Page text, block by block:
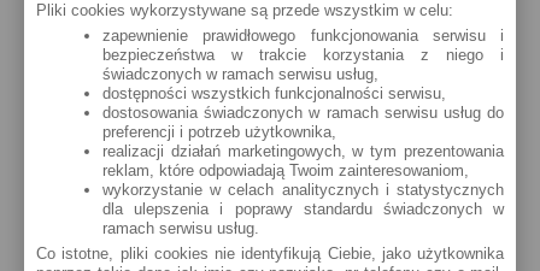
Kraków
ul.Grzegórzecka 4
zobacz na mapie »
Kraków
ul. Westerplatte 1
zobacz na mapie »
ul. Zwierzyniecka 27
zobacz na mapie »
Kraków
ul. Pilotów 6
zobacz na mapie »
ul. Sosnowiecka 147
zobacz na mapie »
Kraków
ul. Walerego Sławka 1
zobacz na mapie »
Pliki cookies wykorzystywane są przede wszystkim w celu:
zapewnienie prawidłowego funkcjonowania serwisu i
bezpieczeństwa w trakcie korzystania z niego i
świadczonych w ramach serwisu usług,
dostępności wszystkich funkcjonalności serwisu,
dostosowania świadczonych w ramach serwisu usług do
preferencji i potrzeb użytkownika,
realizacji działań marketingowych, w tym prezentowania
reklam, które odpowiadają Twoim zainteresowaniom,
wykorzystanie w celach analitycznych i statystycznych
dla ulepszenia i poprawy standardu świadczonych w
ramach serwisu usług.
Co istotne, pliki cookies nie identyfikują Ciebie, jako użytkownika